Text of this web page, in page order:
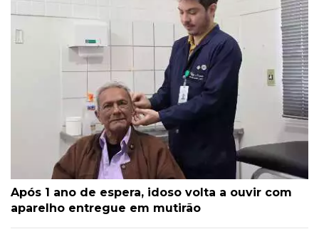
Após 1 ano de espera, idoso volta a ouvir com
aparelho entregue em mutirão